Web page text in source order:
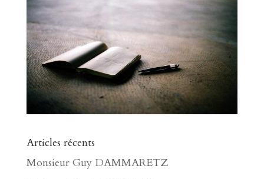
Articles récents
Monsieur Guy DAMMARETZ